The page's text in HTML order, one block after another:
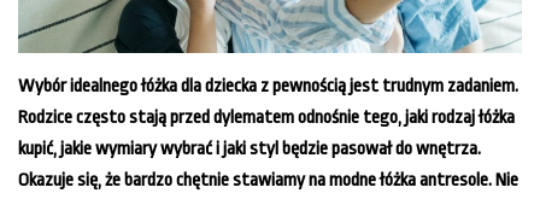
Wybór idealnego łóżka dla dziecka z pewnością jest trudnym zadaniem.
Rodzice często stają przed dylematem odnośnie tego, jaki rodzaj łóżka
kupić, jakie wymiary wybrać i jaki styl będzie pasował do wnętrza.
Okazuje się, że bardzo chętnie stawiamy na modne łóżka antresole. Nie